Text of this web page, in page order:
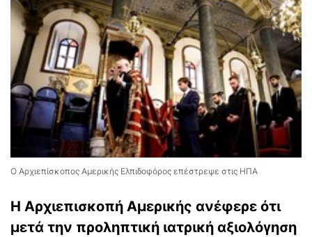
Ο Αρχιεπίσκοπος Αμερικής Ελπιδοφόρος επέστρεψε στις ΗΠΑ
Η Αρχιεπισκοπή Αμερικής ανέφερε ότι
μετά την προληπτική ιατρική αξιολόγηση